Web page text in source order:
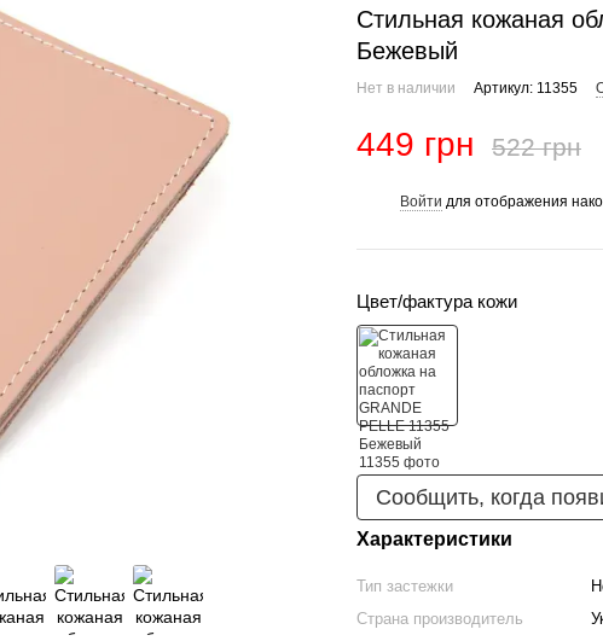
Стильная кожаная
Бежевый
Нет в наличии Артикул: 11355
449 грн 522 грн
Войти для отображения
Цвет/фактура кожи
Сообщить, когда
Характеристики
Тип застежки
Страна производитель